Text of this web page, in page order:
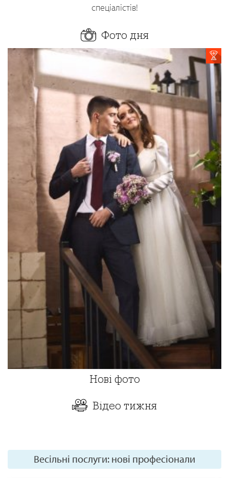
спеціалістів!
Нові фото
Фото дня
Відео тижня
Весільні послуги: нові професіонали